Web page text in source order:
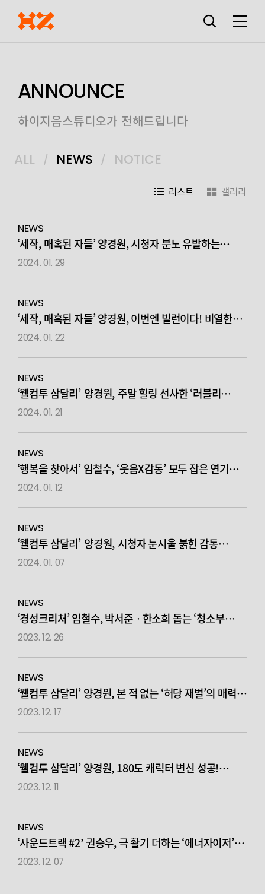
검색창
열기
메뉴
ANNOUNCE
하이지음스튜디오가 전해드립니다
ALL NEWS NOTICE
리스트 갤러리
NEWS
‘세작, 매혹된 자들’ 양경원, 시청자 분노 유발하는
‘간신배의 정석’
2024. 01. 29
NEWS
‘세작, 매혹된 자들’ 양경원, 이번엔 빌런이다! 비열한
간신배 ‘유현보’ 완벽 변신… 조정석X신세경과 대치
2024. 01. 22
NEWS
‘웰컴투 삼달리’ 양경원, 주말 힐링 선사한‘러블리
재벌’… 따뜻한 종영 소감
2024. 01. 21
NEWS
‘행복을 찾아서’ 임철수, ‘웃음X감동’ 모두 잡은 연기로
관객 호평! 새로운 매력 발견
2024. 01. 12
NEWS
‘웰컴투 삼달리’ 양경원, 시청자 눈시울 붉힌 감동
열연… 순정파 사랑꾼의 진심
2024. 01. 07
NEWS
‘경성크리처’ 임철수, 박서준ㆍ한소희 돕는 ‘청소부
오씨’ 활약… 뭉클한 감동 선사
2023. 12. 26
NEWS
‘웰컴투 삼달리’ 양경원, 본 적 없는 ‘허당 재벌’의 매력…
섬세한 연기로 극대화!
2023. 12. 17
NEWS
‘웰컴투 삼달리’ 양경원, 180도 캐릭터 변신 성공!
신동미와 케미 궁금증 UP
2023. 12. 11
NEWS
‘사운드트랙 #2’ 권승우, 극 활기 더하는 ‘에너자이저’
활약! 노상현과 티격태격 케미 눈길
2023. 12. 07